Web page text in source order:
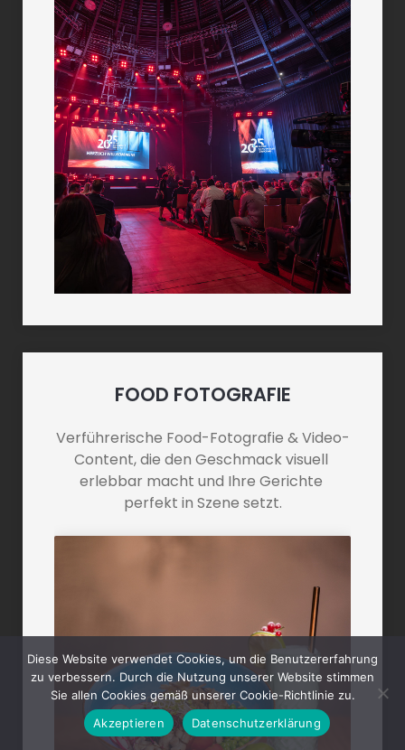
FOOD FOTOGRAFIE
Verführerische Food-Fotografie & Video-
Content, die den Geschmack visuell
erlebbar macht und Ihre Gerichte
perfekt in Szene setzt.
Diese Website verwendet Cookies, um die Benutzererfahrung
zu verbessern. Durch die Nutzung unserer Website stimmen
Sie allen Cookies gemäß unserer Cookie-Richtlinie zu.
Akzeptieren
Datenschutzerklärung